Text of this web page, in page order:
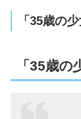
「35歳の
「35歳の